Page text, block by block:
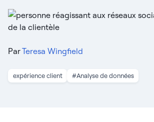
Ressources
ParTeresa Wingfield
expérience client #Analyse de données